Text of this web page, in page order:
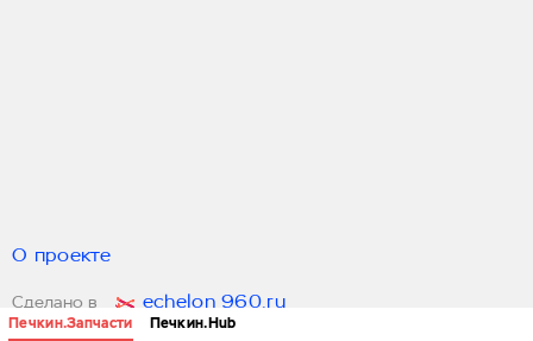
Печкин.Запчасти Печкин.Hub
О проекте
Сделано в echelon 960.ru